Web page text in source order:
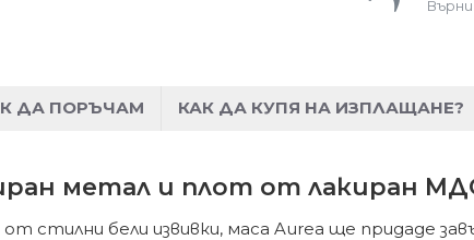
ДА ПОРЪЧАМ КАК ДА КУПЯ НА ИЗПЛАЩАНЕ?
метал и плот от лакиран
стилни бели извивки, маса Aurea ще придаде